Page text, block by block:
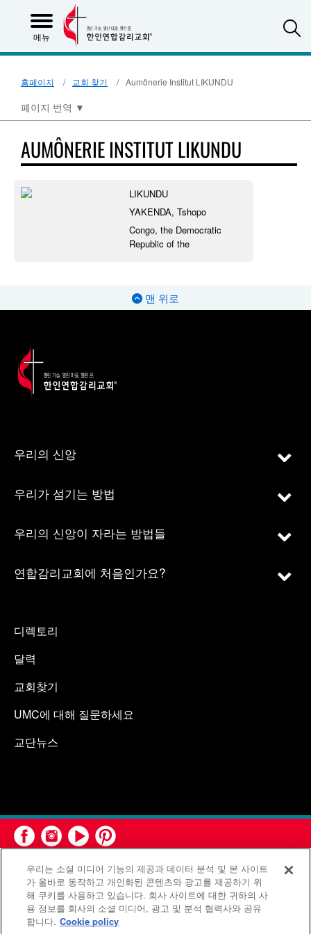
메뉴
홈페이지 교회 찾기 Aumônerie Institut LIKUNDU
페이지 번역 ▼
AUMÔNERIE INSTITUT LIKUNDU
LIKUNDU
YAKENDA, Tshopo
Congo, the Democratic
Republic of the
맨 위로
우리의 신앙
우리가 섬기는 방법
우리의 신앙이 자라는 방법들
연합감리교회에 처음인가요?
디렉토리
달력
교회찾기
UMC에 대해 질문하세요
교단뉴스
연합감리교회 공보부(United Methodist Communications)는 연
합감리교회의 기관입니다.
우리는 소셜 미디어 기능의 제공과 데이터 분석 및 본 사이트
가 올바로 동작하고 개인화된 콘텐츠와 광고를 제공하기 위
해 쿠키를 사용하고 있습니다. 회사 사이트에 대한 귀하의 사
용 정보를 회사의 소셜 미디어, 광고 및 분석 협력사와 공유
합니다. Cookie policy